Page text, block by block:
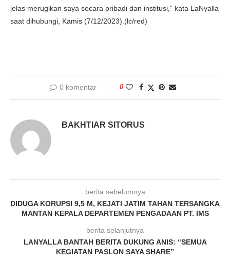
jelas merugikan saya secara pribadi dan institusi,” kata LaNyalla
saat dihubungi, Kamis (7/12/2023).(lc/red)
0 komentar 0
BAKHTIAR SITORUS
berita sebelumnya
DIDUGA KORUPSI 9,5 M, KEJATI JATIM TAHAN TERSANGKA
MANTAN KEPALA DEPARTEMEN PENGADAAN PT. IMS
berita selanjutnya
LANYALLA BANTAH BERITA DUKUNG ANIS: “SEMUA
KEGIATAN PASLON SAYA SHARE”